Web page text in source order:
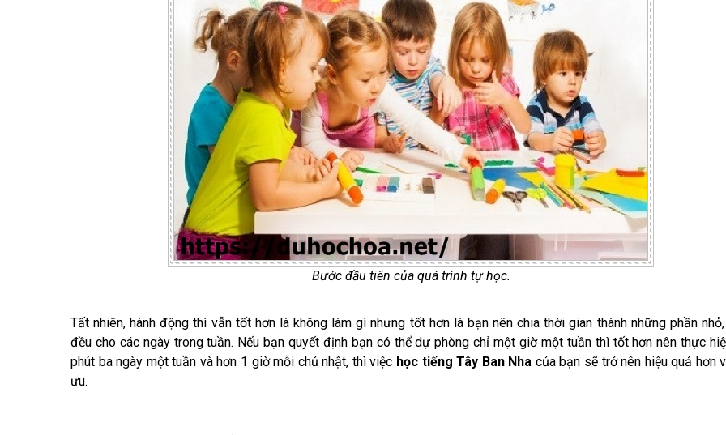
Bước đầu tiên của quá trình tự học.
Tất nhiên, hành động thì vẫn tốt hơn là không làm gì nhưng tốt hơn là bạn nên chia thời gian thành những phần
đều cho các ngày trong tuần. Nếu bạn quyết định bạn có thể dự phòng chỉ một giờ một tuần thì tốt hơn nên thực
phút ba ngày một tuần và hơn 1 giờ mỗi chủ nhật, thì việc học tiếng Tây Ban Nha của bạn sẽ trở nên hiệu quả hơn
ưu.